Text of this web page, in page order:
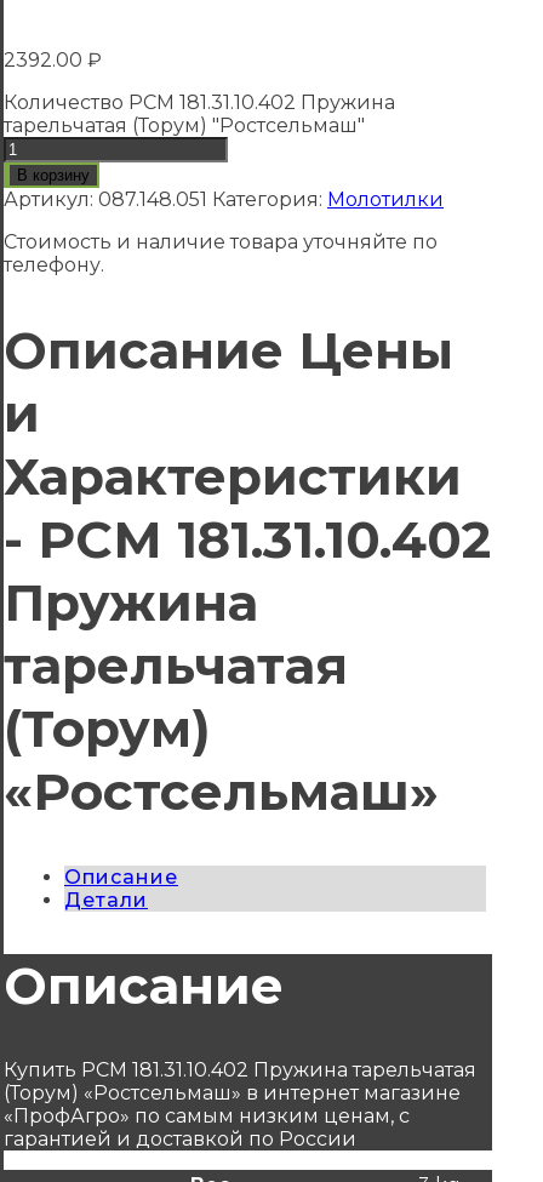
2392.00 ₽
Количество РСМ 181.31.10.402 Пружина
тарельчатая (Торум) "Ростсельмаш"
В корзину
Артикул: 087.148.051 Категория: Молотилки
Стоимость и наличие товара уточняйте по
телефону.
Описание Цены
и
Характеристики
- РСМ 181.31.10.402
Пружина
тарельчатая
(Торум)
«Ростсельмаш»
Описание
Детали
Описание
Купить РСМ 181.31.10.402 Пружина тарельчатая
(Торум) «Ростсельмаш» в интернет магазине
«ПрофАгро» по самым низким ценам, с
гарантией и доставкой по России